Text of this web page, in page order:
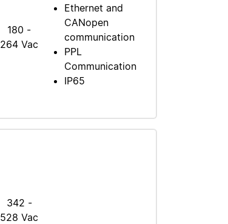
180 -
264 Vac
Ethernet and
CANopen
communication
PPL
Communication
IP65
342 -
528 Vac